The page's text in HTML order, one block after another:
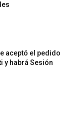
aceptó el pedido
y habrá Sesión